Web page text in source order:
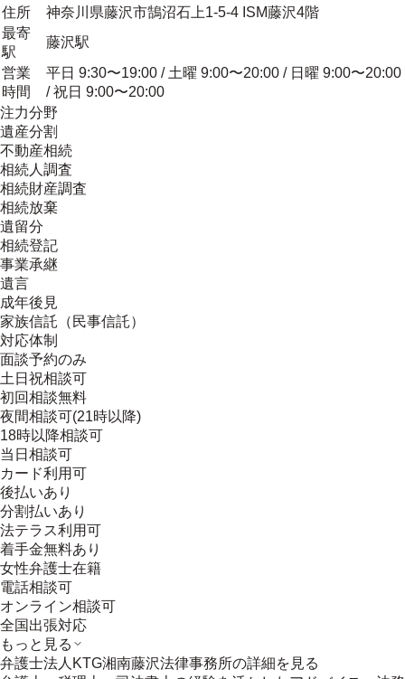
住所
神奈川県藤沢市鵠沼石上1-5-4 ISM藤沢4階
最寄
駅
藤沢駅
営業
時間
平日 9:30〜19:00 / 土曜 9:00〜20:00 / 日曜 9:00〜20:00
/ 祝日 9:00〜20:00
注力分野
遺産分割
不動産相続
相続人調査
相続財産調査
相続放棄
遺留分
相続登記
事業承継
遺言
成年後見
家族信託（民事信託）
対応体制
面談予約のみ
土日祝相談可
初回相談無料
夜間相談可(21時以降)
18時以降相談可
当日相談可
カード利用可
後払いあり
分割払いあり
法テラス利用可
着手金無料あり
女性弁護士在籍
電話相談可
オンライン相談可
全国出張対応
もっと見る
弁護士法人KTG湘南藤沢法律事務所の詳細を見る